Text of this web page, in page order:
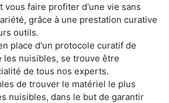
vous faire profiter d'une vie sans
grâce à une prestation curative
outils.
place d'un protocole curatif de
les nuisibles, se trouve être
de tous nos experts.
de trouver le matériel le plus
nuisibles, dans le but de garantir